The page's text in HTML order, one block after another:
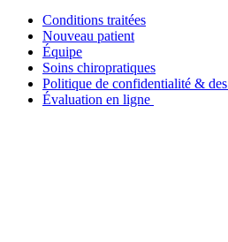
Conditions traitées
Nouveau patient
Équipe
Soins chiropratiques
Politique de confidentialité &
Évaluation en ligne